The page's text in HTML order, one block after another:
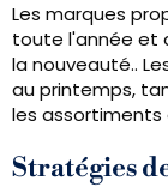
Les marques
toute l'année et
la nouveauté..
au printemps,
les assortiments
Stratégies